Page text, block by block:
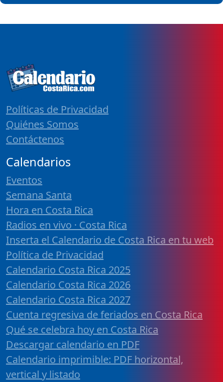
Políticas de Privacidad
Quiénes Somos
Contáctenos
Calendarios
Eventos
Semana Santa
Hora en Costa Rica
Radios en vivo · Costa Rica
Inserta el Calendario de Costa Rica en tu web
Política de Privacidad
Calendario Costa Rica 2025
Calendario Costa Rica 2026
Calendario Costa Rica 2027
Cuenta regresiva de feriados en Costa Rica
Qué se celebra hoy en Costa Rica
Descargar calendario en PDF
Calendario imprimible: PDF horizontal,
vertical y listado